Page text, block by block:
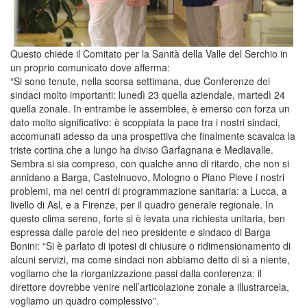
Questo chiede il Comitato per la Sanità della Valle del Serchio in
un proprio comunicato dove afferma:
“Si sono tenute, nella scorsa settimana, due Conferenze dei
sindaci molto importanti: lunedì 23 quella aziendale, martedì 24
quella zonale. In entrambe le assemblee, è emerso con forza un
dato molto significativo: è scoppiata la pace tra i nostri sindaci,
accomunati adesso da una prospettiva che finalmente scavalca la
triste cortina che a lungo ha diviso Garfagnana e Mediavalle.
Sembra si sia compreso, con qualche anno di ritardo, che non si
annidano a Barga, Castelnuovo, Mologno o Piano Pieve i nostri
problemi, ma nei centri di programmazione sanitaria: a Lucca, a
livello di Asl, e a Firenze, per il quadro generale regionale. In
questo clima sereno, forte si è levata una richiesta unitaria, ben
espressa dalle parole del neo presidente e sindaco di Barga
Bonini: “Si è parlato di ipotesi di chiusure o ridimensionamento di
alcuni servizi, ma come sindaci non abbiamo detto di sì a niente,
vogliamo che la riorganizzazione passi dalla conferenza: il
direttore dovrebbe venire nell’articolazione zonale a illustrarcela,
vogliamo un quadro complessivo”.